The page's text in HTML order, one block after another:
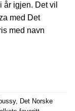
igjen. Det vil
med Det
med navn
, Det Norske